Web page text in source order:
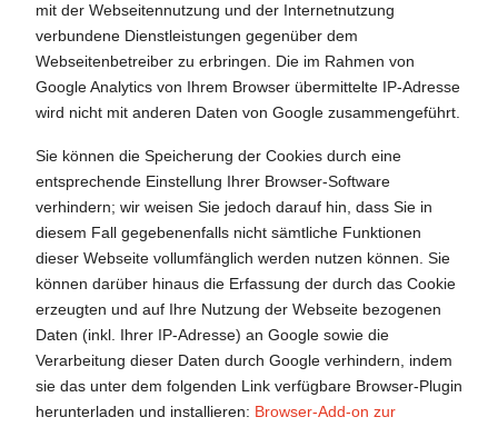
mit der Webseitennutzung und der Internetnutzung
verbundene Dienstleistungen gegenüber dem
Webseitenbetreiber zu erbringen. Die im Rahmen von
Google Analytics von Ihrem Browser übermittelte IP-Adresse
wird nicht mit anderen Daten von Google zusammengeführt.
Sie können die Speicherung der Cookies durch eine
entsprechende Einstellung Ihrer Browser-Software
verhindern; wir weisen Sie jedoch darauf hin, dass Sie in
diesem Fall gegebenenfalls nicht sämtliche Funktionen
dieser Webseite vollumfänglich werden nutzen können. Sie
können darüber hinaus die Erfassung der durch das Cookie
erzeugten und auf Ihre Nutzung der Webseite bezogenen
Daten (inkl. Ihrer IP-Adresse) an Google sowie die
Verarbeitung dieser Daten durch Google verhindern, indem
sie das unter dem folgenden Link verfügbare Browser-Plugin
herunterladen und installieren: Browser-Add-on zur